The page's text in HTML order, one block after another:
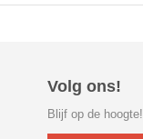
Volg ons!
Blijf op de hoogte!